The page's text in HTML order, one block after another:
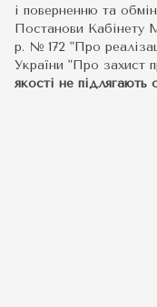
і поверненню та
Постанови Кабінету
р. № 172 "Про
України "Про захист
якості не підлягають